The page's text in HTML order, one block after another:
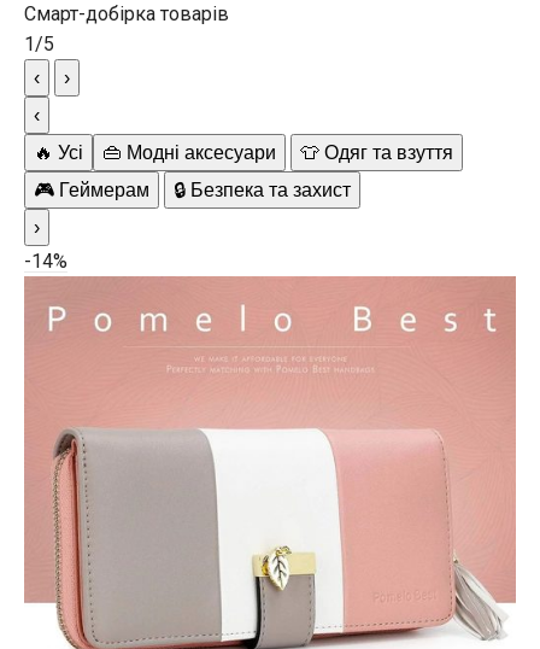
Смарт-добірка товарів
1/5
‹
›
‹
🔥 Усі
👜 Модні аксесуари
👕 Одяг та взуття
🎮 Геймерам
🔒 Безпека та захист
›
-14%